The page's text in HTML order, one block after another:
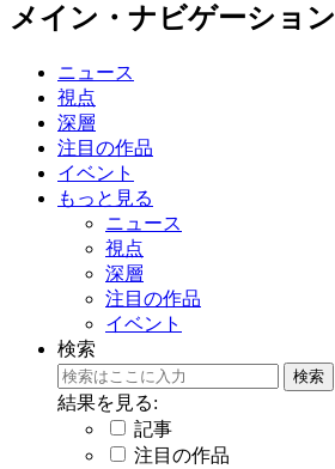
メイン・ナビゲーション
ニュース
視点
深層
注目の作品
イベント
もっと見る
ニュース
視点
深層
注目の作品
イベント
検索
結果を見る:
記事
注目の作品